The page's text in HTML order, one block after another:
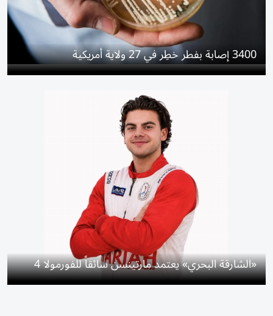
3400 إصابة بفطر خطِر في 27 ولاية أمريكية
«الشارقة البحري» يعتمد مارتينسن سائقاً للفورمولا 4